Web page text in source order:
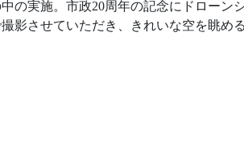
の実施。市政20周年の記念にドローン
影させていただき、きれいな空を眺め